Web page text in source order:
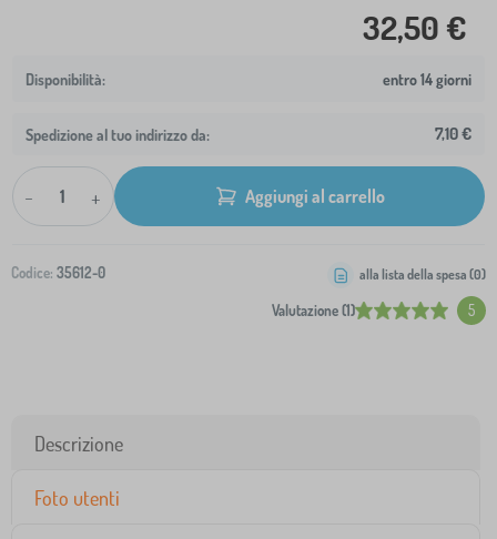
32,50 €
entro 14 giorni
Spedizione al tuo indirizzo da: 7,10 €
- + Aggiungi al carrello
Codice: 35612-0
Valutazione (1) 5
alla lista della spesa (0)
Descrizione
Foto utenti